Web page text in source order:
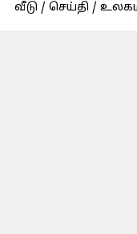
வீடு / செய்தி /